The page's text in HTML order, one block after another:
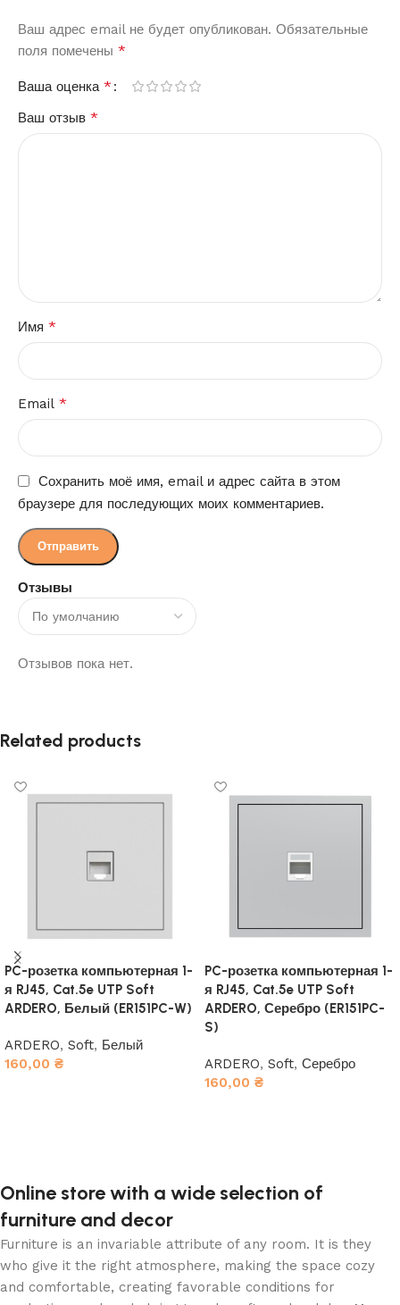
Отзывы
Отзывов пока нет.
Ваш адрес email не будет опубликован. Обязательные
поля помечены *
Ваша оценка *
Ваш отзыв *
Имя *
Email *
Сохранить моё имя, email и адрес сайта в этом
браузере для последующих моих комментариев.
Related products
PC-розетка компьютерная 1-
я RJ45, Cat.5e UTP Soft
ARDERO, Белый (ER151PC-W)
ARDERO, Soft, Белый
160,00 ₴
PC-розетка компьютерная 1-
я RJ45, Cat.5e UTP Soft
ARDERO, Серебро (ER151PC-
S)
ARDERO, Soft, Серебро
160,00 ₴
Online store with a wide selection of
furniture and decor
Furniture is an invariable attribute of any room. It is they
who give it the right atmosphere, making the space cozy
and comfortable, creating favorable conditions for